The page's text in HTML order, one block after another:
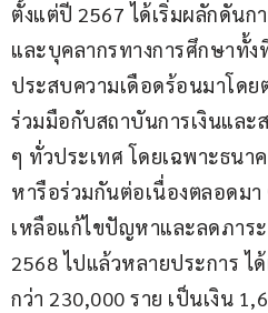
ตั้งแต่ปี 2567 ได้เริ่มผลักดัน
และบุคลากรทางการศึกษาทั้
ประสบความเดือดร้อนมาโด
ร่วมมือกับสถาบันการเงินแล
ๆ ทั่วประเทศ โดยเฉพาะธน
หารือร่วมกันต่อเนื่องตลอดม
เหลือแก้ไขปัญหาและลดภาร
2568 ไปแล้วหลายประการ ไ
กว่า 230,000 ราย เป็นเงิน